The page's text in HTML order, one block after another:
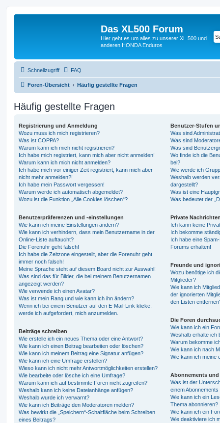
Das XL500 Forum
Hier geht es um alles zu unserer XL 500 und
anderen HONDA Enduros
Schnellzugriff FAQ
Foren-Übersicht Häufig gestellte Fragen
Häufig gestellte Fragen
Registrierung und Anmeldung
Wozu muss ich mich registrieren?
Was ist COPPA?
Warum kann ich mich nicht registrieren?
Ich habe mich registriert, kann mich aber nicht anmelden!
Warum kann ich mich nicht anmelden?
Ich habe mich vor einiger Zeit registriert, kann mich aber
nicht mehr anmelden?!
Ich habe mein Passwort vergessen!
Warum werde ich automatisch abgemeldet?
Wozu ist die Funktion „Alle Cookies löschen“?
Benutzerpräferenzen und -einstellungen
Wie kann ich meine Einstellungen ändern?
Wie kann ich verhindern, dass mein Benutzername in der
Online-Liste auftaucht?
Die Forenuhr geht falsch!
Ich habe die Zeitzone eingestellt, aber die Forenuhr geht
immer noch falsch!
Meine Sprache steht auf diesem Board nicht zur Auswahl!
Was sind das für Bilder, die bei meinem Benutzernamen
angezeigt werden?
Wie verwende ich einen Avatar?
Was ist mein Rang und wie kann ich ihn ändern?
Wenn ich bei einem Benutzer auf den E-Mail-Link klicke,
werde ich aufgefordert, mich anzumelden.
Beiträge schreiben
Wie erstelle ich ein neues Thema oder eine Antwort?
Wie kann ich einen Beitrag bearbeiten oder löschen?
Wie kann ich meinem Beitrag eine Signatur anfügen?
Wie kann ich eine Umfrage erstellen?
Wieso kann ich nicht mehr Antwortmöglichkeiten erstellen?
Wie bearbeite oder lösche ich eine Umfrage?
Warum kann ich auf bestimmte Foren nicht zugreifen?
Weshalb kann ich keine Dateianhänge anfügen?
Weshalb wurde ich verwarnt?
Wie kann ich Beiträge den Moderatoren melden?
Was bewirkt die „Speichern“-Schaltfläche beim Schreiben
eines Beitrags?
Benutzer-Stufen
Was sind
Was sind
Was sind
Wo finde ich die
bei?
Wie werde ich
Weshalb werden
dargestellt?
Was ist eine
Was bedeutet der
Private
Ich kann keine
Ich bekomme
Ich habe eine
Forums erhalten!
Freunde und
Wozu benötige ich
Mitglieder?
Wie kann ich
der ignorierten
den Listen
Die Foren
Wie kann ich ein
Weshalb erhalte ich
Warum bekomme
Wie kann ich nach
Wie kann ich meine
Abonnements und
Was ist der
einem
Wie kann ich ein
Thema abonnieren?
Wie kann ich ein
Wie deaktiviere ich